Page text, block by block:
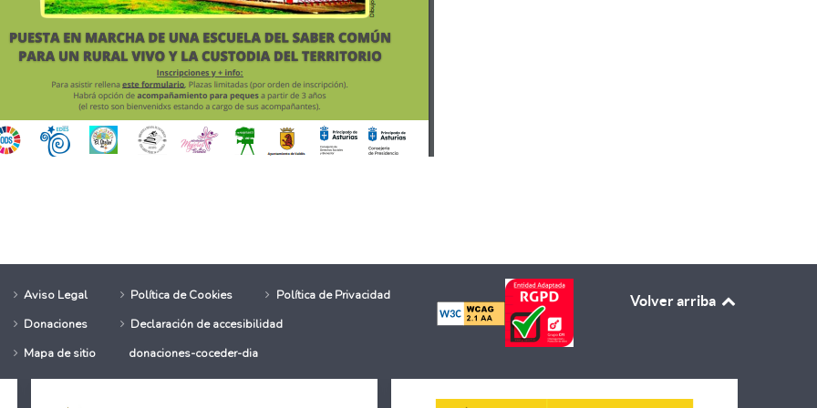
y transformación digital para el desarrollo integral en el medio rural
a 24 personas en los itinerarios sociolaborales durante los primeros meses de 2023
Aviso Legal Política de Cookies
Política de Privacidad
Donaciones
Declaración de accesibilidad
Mapa de sitio
donaciones-coceder-dia
Volver arriba